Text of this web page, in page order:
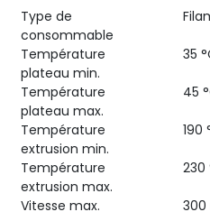
Type de
consommable
Température
plateau min.
35
Température
plateau max.
45
Température
extrusion min.
190
Température
extrusion max.
230
Vitesse max.